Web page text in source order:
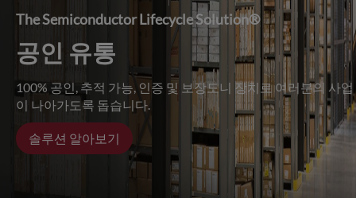
The Semiconductor Lifecycle Solution®
공인 유통
100% 공인, 추적 가능, 인증 및 보장도니 장치로 여러분의 사업
이 나아가도록 돕습니다.
솔루션 알아보기